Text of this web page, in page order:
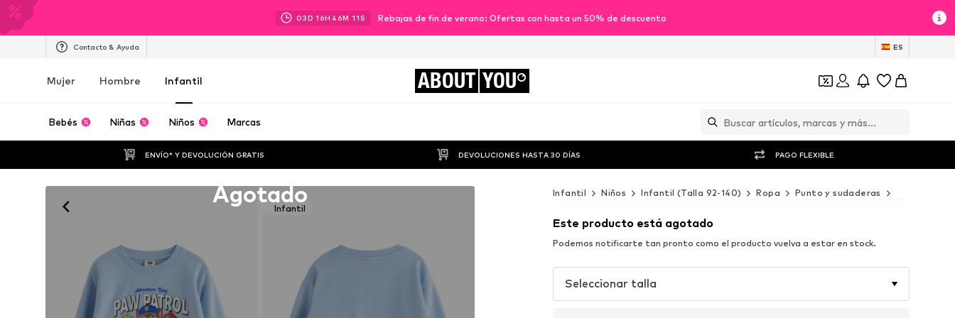
03D 16H 46M 09S Rebajas de fin de verano: Ofertas con hasta un 50% de descuento
Contacto & Ayuda ES
Mujer Hombre Infantil ABOUT YOU
Bebés Niñas Niños Marcas
ENVÍO* Y DEVOLUCIÓN GRATIS DEVOLUCIONES HASTA 30 DÍAS PAGO FLEXIBLE
Infantil
Agotado Infantil Niños Infantil (Talla 92-140) Ropa Punto y sudaderas
Este producto está agotado
Podemos notificarte tan pronto como el producto vuelva a estar en stock.
Seleccionar talla